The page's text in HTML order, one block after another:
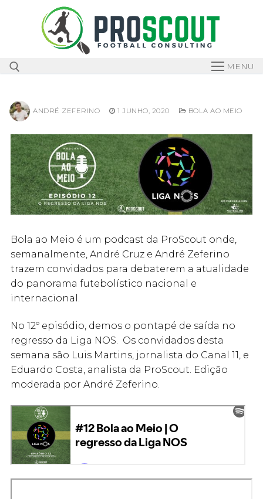
Search for:
MENU
ANDRÉ ZEFERINO 1 JUNHO, 2020 BOLA AO MEIO
Bola ao Meio é um podcast da ProScout onde,
semanalmente, André Cruz e André Zeferino
trazem convidados para debaterem a atualidade
do panorama futebolístico nacional e
internacional.
No 12º episódio, demos o pontapé de saída no
regresso da Liga NOS. Os convidados desta
semana são Luis Martins, jornalista do Canal 11, e
Eduardo Costa, analista da ProScout. Edição
moderada por André Zeferino.